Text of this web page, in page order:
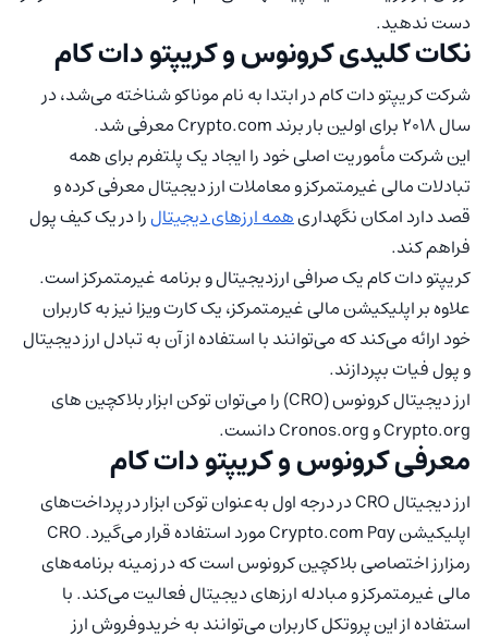
دست ندهید.
نکات کلیدی کرونوس و کریپتو دات کام
شرکت کریپتو دات کام در ابتدا به نام موناکو شناخته می‌شد، در
سال 2018 برای اولین بار برند Crypto.com معرفی شد.
این شرکت مأموریت اصلی خود را ایجاد یک پلتفرم برای همه
تبادلات مالی غیرمتمرکز و معاملات ارز دیجیتال معرفی کرده و
قصد دارد امکان نگهداریهمه ارزهای دیجیتالرا در یک کیف پول
فراهم کند.
کریپتو دات کام یک صرافی ارزدیجیتال و برنامه غیرمتمرکز است.
علاوه بر اپلیکیشن مالی غیرمتمرکز، یک کارت ویزا نیز به کاربران
خود ارائه می‌کند که می‌توانند با استفاده از آن به تبادل ارز دیجیتال
و پول فیات بپردازند.
ارز دیجیتال کرونوس (CRO) را می‌توان توکن ابزار بلاکچین های
Crypto.org و Cronos.org دانست.
معرفی کرونوس و کریپتو دات کام
ارز دیجیتال CRO در درجه اول به‌عنوان توکن ابزار در پرداخت‌های
اپلیکیشن Crypto.com Pay مورد استفاده قرار می‌گیرد. CRO
رمزارز اختصاصی بلاکچین کرونوس است که در زمینه برنامه‌های
مالی غیرمتمرکز و مبادله ارزهای دیجیتال فعالیت می‌کند. با
استفاده از این پروتکل کاربران می‌توانند به خریدوفروش ارز